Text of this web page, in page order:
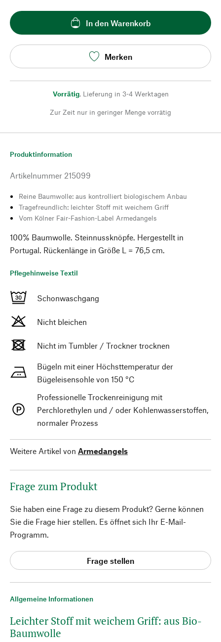
In den Warenkorb
Merken
Vorrätig, Lieferung in 3-4 Werktagen
Zur Zeit nur in geringer Menge vorrätig
Allgemeine Informationen
Leichter Stoff mit weichem Griff: aus Bio-
Baumwolle
Produktinformation
Artikelnummer 215099
Reine Baumwolle: aus kontrolliert biologischem Anbau
Tragefreundlich: leichter Stoff mit weichem Griff
Vom Kölner Fair-Fashion-Label Armedangels
100% Baumwolle. Steinnussknöpfe. Hergestellt in
Portugal. Rückenlänge in Größe L = 76,5 cm.
Pflegehinweise Textil
Schonwaschgang
Nicht bleichen
Nicht im Tumbler / Trockner trocknen
Bügeln mit einer Höchsttemperatur der
Bügeleisensohle von 150 °C
Professionelle Trockenreinigung mit
Perchlorethylen und / oder Kohlenwasserstoffen,
normaler Prozess
Weitere Artikel von Armedangels
Frage zum Produkt
Sie haben eine Frage zu diesem Produkt? Gerne können
Sie die Frage hier stellen. Es öffnet sich Ihr E-Mail-
Programm.
Frage stellen